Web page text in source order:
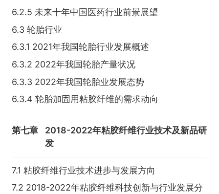
6.2.5 未来十年中国医药行业前景展望
6.3 轮胎行业
6.3.1 2021年我国轮胎行业发展概述
6.3.2 2022年我国轮胎产量状况
6.3.3 2022年我国轮胎业发展态势
6.3.4 轮胎加固用粘胶纤维的需求动向
第七章
2018-2022年粘胶纤维行业技术及新品研
发
7.1 粘胶纤维行业技术进步与发展方向
7.2 2018-2022年粘胶纤维科技创新与行业发展分